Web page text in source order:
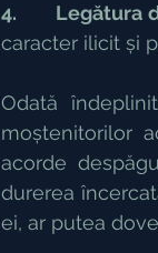
4.       Legătura
caracter ilicit și
Odată
moștenitorilor
acorde
durerea
ei, ar putea